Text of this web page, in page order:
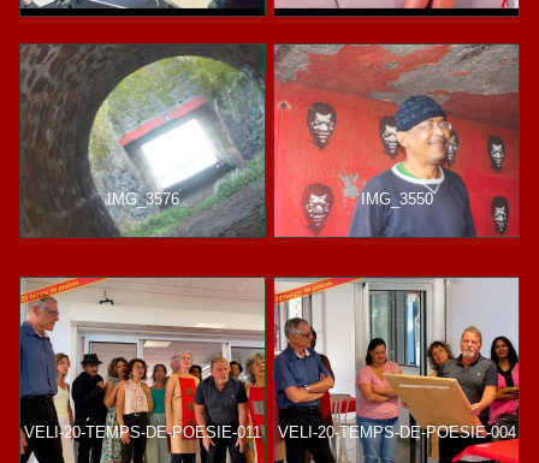
IMG_3576 IMG_3550
VELI-20-TEMPS-DE-POESIE-011 VELI-20-TEMPS-DE-POESIE-004